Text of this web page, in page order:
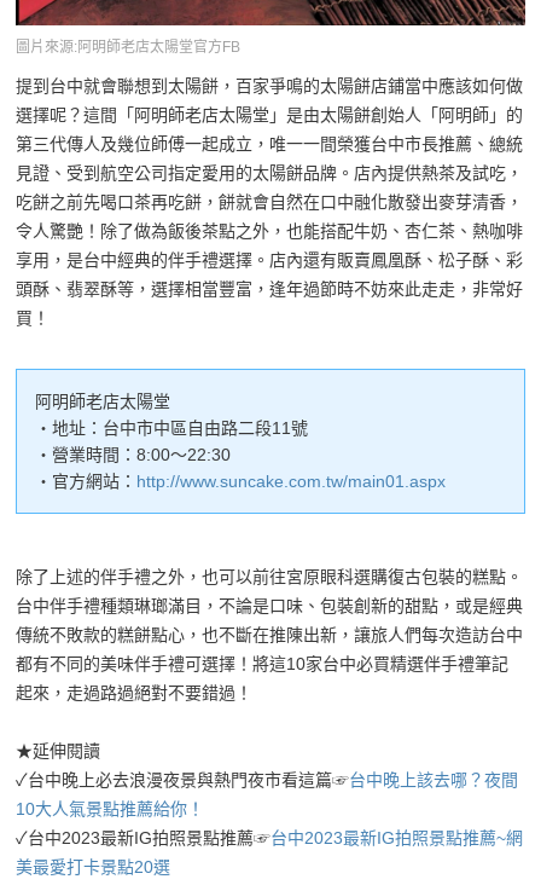
圖片來源:阿明師老店太陽堂官方FB
提到台中就會聯想到太陽餅，百家爭鳴的太陽餅店鋪當中應該如何做
選擇呢？這間「阿明師老店太陽堂」是由太陽餅創始人「阿明師」的
第三代傳人及幾位師傅一起成立，唯一一間榮獲台中市長推薦、總統
見證、受到航空公司指定愛用的太陽餅品牌。店內提供熱茶及試吃，
吃餅之前先喝口茶再吃餅，餅就會自然在口中融化散發出麥芽清香，
令人驚艷！除了做為飯後茶點之外，也能搭配牛奶、杏仁茶、熱咖啡
享用，是台中經典的伴手禮選擇。店內還有販賣鳳凰酥、松子酥、彩
頭酥、翡翠酥等，選擇相當豐富，逢年過節時不妨來此走走，非常好
買！
阿明師老店太陽堂
・地址：台中市中區自由路二段11號
・營業時間：8:00～22:30
・官方網站： http://www.suncake.com.tw/main01.aspx
除了上述的伴手禮之外，也可以前往宮原眼科選購復古包裝的糕點。
台中伴手禮種類琳瑯滿目，不論是口味、包裝創新的甜點，或是經典
傳統不敗款的糕餅點心，也不斷在推陳出新，讓旅人們每次造訪台中
都有不同的美味伴手禮可選擇！將這10家台中必買精選伴手禮筆記
起來，走過路過絕對不要錯過！
★延伸閱讀
✓台中晚上必去浪漫夜景與熱門夜市看這篇☞台中晚上該去哪？夜間
10大人氣景點推薦給你！
✓台中2023最新IG拍照景點推薦☞台中2023最新IG拍照景點推薦~網
美最愛打卡景點20選